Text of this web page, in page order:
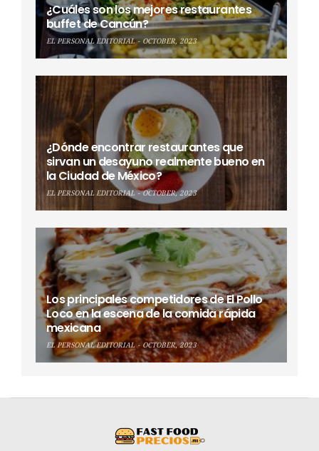
¿Cuáles son los mejores restaurantes
buffet de Cancún?
EL PERSONAL EDITORIAL OCTOBER, 2023
¿Dónde encontrar restaurantes que
sirvan un desayuno realmente bueno en
la Ciudad de México?
EL PERSONAL EDITORIAL OCTOBER, 2023
Los principales competidores de El Pollo
Loco en la escena de la comida rápida
mexicana
EL PERSONAL EDITORIAL OCTOBER, 2023